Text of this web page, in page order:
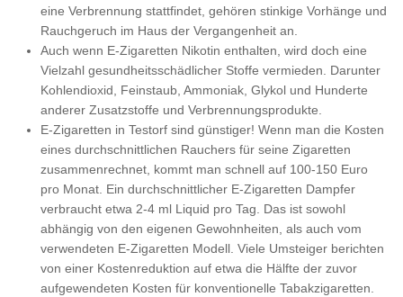
eine Verbrennung stattfindet, gehören stinkige Vorhänge und
Rauchgeruch im Haus der Vergangenheit an.
Auch wenn E-Zigaretten Nikotin enthalten, wird doch eine
Vielzahl gesundheitsschädlicher Stoffe vermieden. Darunter
Kohlendioxid, Feinstaub, Ammoniak, Glykol und Hunderte
anderer Zusatzstoffe und Verbrennungsprodukte.
E-Zigaretten in Testorf sind günstiger! Wenn man die Kosten
eines durchschnittlichen Rauchers für seine Zigaretten
zusammenrechnet, kommt man schnell auf 100-150 Euro
pro Monat. Ein durchschnittlicher E-Zigaretten Dampfer
verbraucht etwa 2-4 ml Liquid pro Tag. Das ist sowohl
abhängig von den eigenen Gewohnheiten, als auch vom
verwendeten E-Zigaretten Modell. Viele Umsteiger berichten
von einer Kostenreduktion auf etwa die Hälfte der zuvor
aufgewendeten Kosten für konventionelle Tabakzigaretten.